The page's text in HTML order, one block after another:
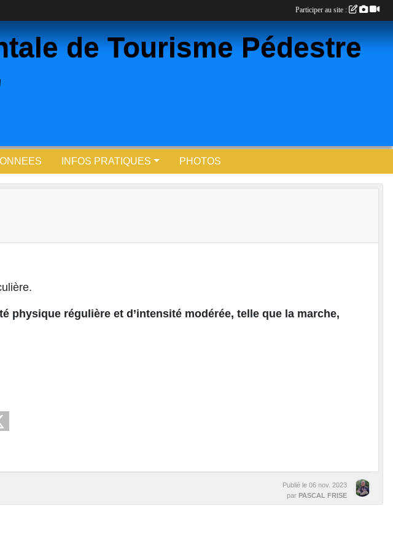
de Tourisme Pédestre
INFOS PRATIQUES PHOTOS
physique régulière et d’intensité modérée, telle que la marche,
Publié le 06 nov. 2023
par PASCAL FRISE
Participer au site :